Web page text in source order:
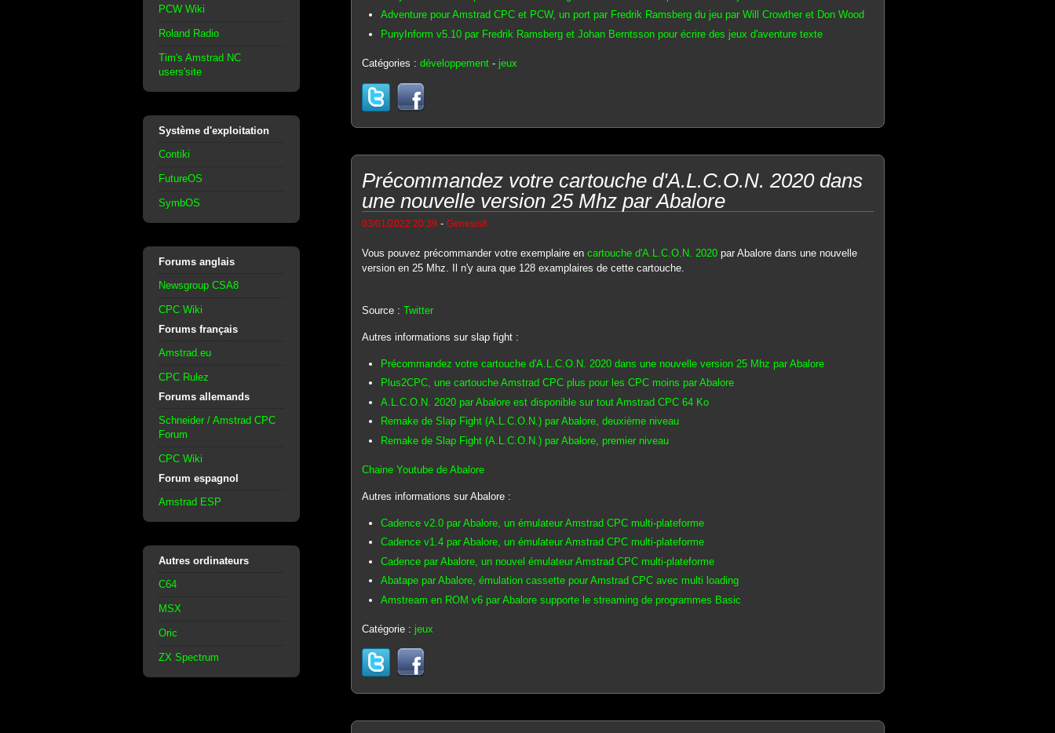
PCW Wiki
Roland Radio
Tim's Amstrad NC
users'site
Système d'exploitation
Contiki
FutureOS
SymbOS
Forums anglais
Newsgroup CSA8
CPC Wiki
Forums français
Amstrad.eu
CPC Rulez
Forums allemands
Schneider / Amstrad CPC
Forum
CPC Wiki
Forum espagnol
Amstrad ESP
Autres ordinateurs
C64
MSX
Oric
ZX Spectrum
Adventure pour Amstrad CPC et PCW, un port par Fredrik Ramsberg du jeu par Will Crowther et Don Wood
PunyInform v5.10 par Fredrik Ramsberg et Johan Berntsson pour écrire des jeux d'aventure texte
Catégories : développement- jeux
Précommandez votre cartouche d'A.L.C.O.N. 2020 dans
une nouvelle version 25 Mhz par Abalore
03/01/2022 20:39 - Genesis8
Vous pouvez précommander votre exemplaire en cartouche d'A.L.C.O.N. 2020par Abalore dans une nouvelle
version en 25 Mhz. Il n'y aura que 128 examplaires de cette cartouche.
Source : Twitter
Autres informations sur slap fight :
Précommandez votre cartouche d'A.L.C.O.N. 2020 dans une nouvelle version 25 Mhz par Abalore
Plus2CPC, une cartouche Amstrad CPC plus pour les CPC moins par Abalore
A.L.C.O.N. 2020 par Abalore est disponible sur tout Amstrad CPC 64 Ko
Remake de Slap Fight (A.L.C.O.N.) par Abalore, deuxième niveau
Remake de Slap Fight (A.L.C.O.N.) par Abalore, premier niveau
Chaine Youtube de Abalore
Autres informations sur Abalore :
Cadence v2.0 par Abalore, un émulateur Amstrad CPC multi-plateforme
Cadence v1.4 par Abalore, un émulateur Amstrad CPC multi-plateforme
Cadence par Abalore, un nouvel émulateur Amstrad CPC multi-plateforme
Abatape par Abalore, émulation cassette pour Amstrad CPC avec multi loading
Amstream en ROM v6 par Abalore supporte le streaming de programmes Basic
Catégorie : jeux